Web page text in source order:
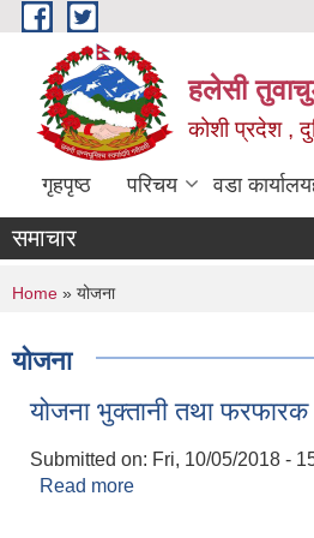
Skip to main content
हलेसी
कोशी प्रदेश ,
गृहपृष्ठ परिचय वडा
समाचार
You are here
Home » योजना
योजना
योजना भुक्तानी तथा फरफारक
Submitted on: Fri, 10/05/2018 -
Read more